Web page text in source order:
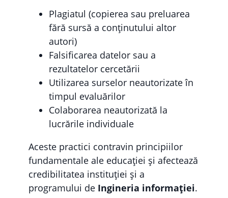
Plagiatul (copierea sau preluarea
fără sursă a conținutului altor
autori)
Falsificarea datelor sau a
rezultatelor cercetării
Utilizarea surselor neautorizate în
timpul evaluărilor
Colaborarea neautorizată la
lucrările individuale
Aceste practici contravin principiilor
fundamentale ale educației și afectează
credibilitatea instituției și a
programului de Ingineria informației.